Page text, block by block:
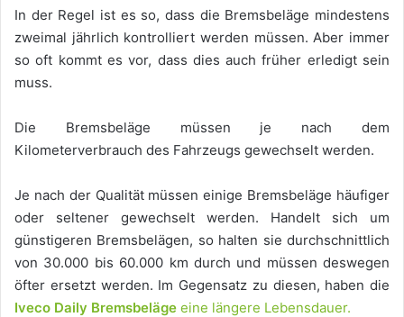
In der Regel ist es so, dass die Bremsbeläge mindestens
zweimal jährlich kontrolliert werden müssen. Aber immer
so oft kommt es vor, dass dies auch früher erledigt sein
muss.
Die Bremsbeläge müssen je nach dem
Kilometerverbrauch des Fahrzeugs gewechselt werden.
Je nach der Qualität müssen einige Bremsbeläge häufiger
oder seltener gewechselt werden. Handelt sich um
günstigeren Bremsbelägen, so halten sie durchschnittlich
von 30.000 bis 60.000 km durch und müssen deswegen
öfter ersetzt werden. Im Gegensatz zu diesen, haben die
Iveco Daily Bremsbeläge eine längere Lebensdauer.